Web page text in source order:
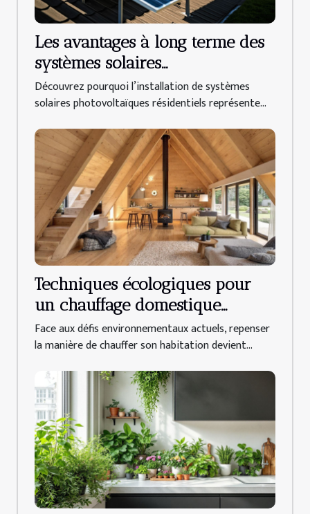
Les avantages à long terme des
systèmes solaires
photovoltaïques résidentiels
Découvrez pourquoi l’installation de systèmes
solaires photovoltaïques résidentiels représente...
Techniques écologiques pour
un chauffage domestique
efficace
Face aux défis environnementaux actuels, repenser
la manière de chauffer son habitation devient...